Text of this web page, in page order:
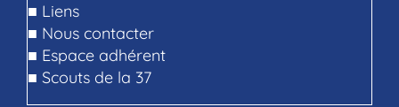
■ Liens
■ Nous contacter
■ Espace adhérent
■ Scouts de la 37